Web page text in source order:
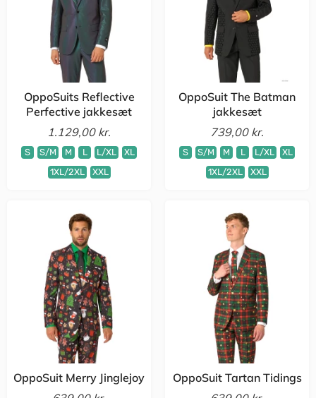
OppoSuits Reflective
Perfective jakkesæt
1.129,00 kr.
S S/M M L L/XL
XL
1XL/2XL
XXL
OppoSuit The Batman
jakkesæt
739,00 kr.
S S/M M L L/XL
XL
1XL/2XL
XXL
OppoSuit Merry Jinglejoy
OppoSuit Tartan Tidings